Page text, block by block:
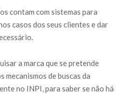
contam com sistemas para
casos dos seus clientes e dar
a marca que se pretende
mecanismos de buscas da
no INPI, para saber se não há